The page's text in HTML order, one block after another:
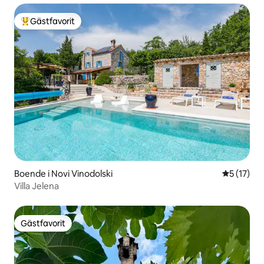
Populär gästfavorit
Gästfavorit
Boende i Novi Vinodolski 5 av 5 i
5 (17)
Villa Jelena
Gästfavorit
Gästfavorit